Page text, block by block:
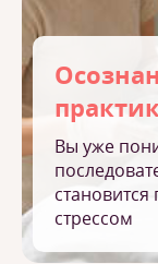
Вы уже
стрессом